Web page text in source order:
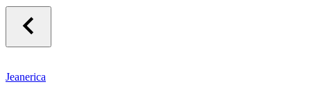
Jeanerica